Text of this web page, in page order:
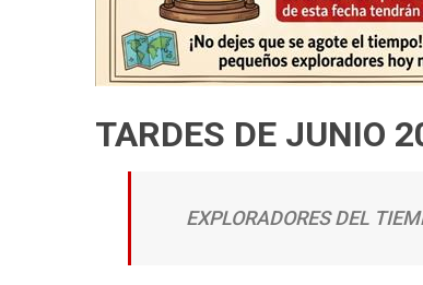
TARDES DE JUNIO
EXPLORADORES DEL